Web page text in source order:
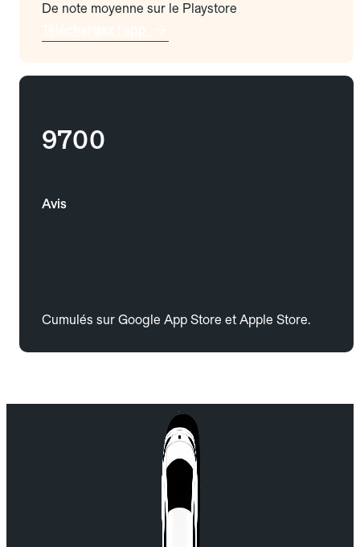
De note moyenne sur le Playstore
9700
Avis
Cumulés sur Google App Store et Apple Store.